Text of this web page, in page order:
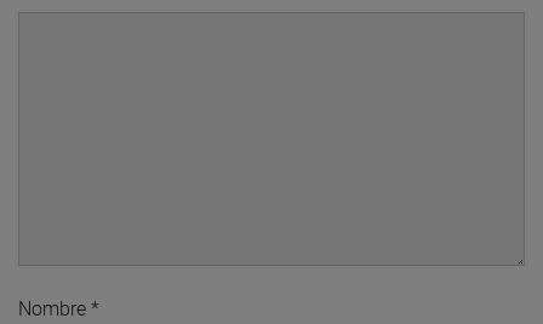
Nombre *